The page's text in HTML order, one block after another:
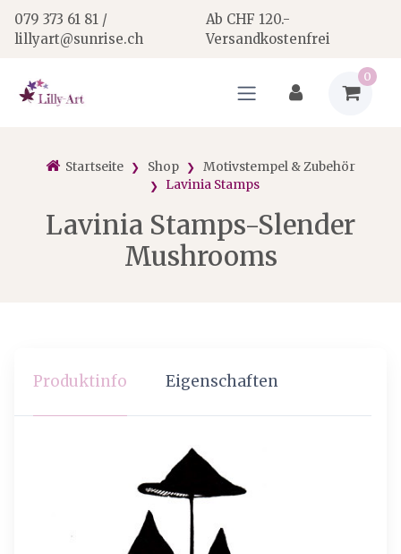
079 373 61 81 /
lillyart@sunrise.ch
Ab CHF 120.-
Versandkostenfrei
0
Startseite Shop
Motivstempel & Zubehör
Lavinia Stamps
Lavinia Stamps-Slender
Mushrooms
Produktinfo Eigenschaften